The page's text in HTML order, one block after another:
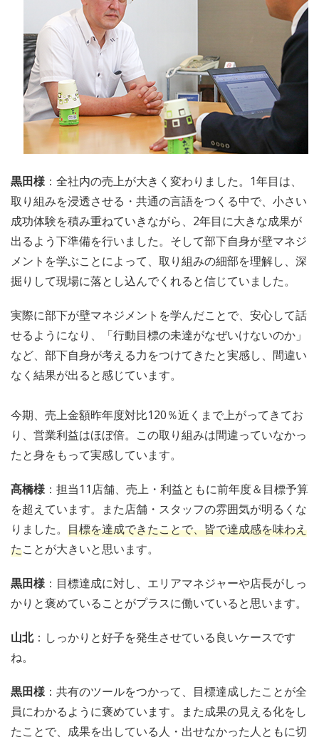
黒田様：全社内の売上が大きく変わりました。1年目は、
取り組みを浸透させる・共通の言語をつくる中で、小さい
成功体験を積み重ねていきながら、2年目に大きな成果が
出るよう下準備を行いました。そして部下自身が壁マネジ
メントを学ぶことによって、取り組みの細部を理解し、深
掘りして現場に落とし込んでくれると信じていました。
実際に部下が壁マネジメントを学んだことで、安心して話
せるようになり、「行動目標の未達がなぜいけないのか」
など、部下自身が考える力をつけてきたと実感し、間違い
なく結果が出ると感じています。
今期、売上金額昨年度対比120％近くまで上がってきてお
り、営業利益はほぼ倍。この取り組みは間違っていなかっ
たと身をもって実感しています。
髙橋様：担当11店舗、売上・利益ともに前年度＆目標予算
を超えています。また店舗・スタッフの雰囲気が明るくな
りました。 目標を達成できたことで、皆で達成感を味わえ
たことが大きいと思います。
黒田様：目標達成に対し、エリアマネジャーや店長がしっ
かりと褒めていることがプラスに働いていると思います。
山北：しっかりと好子を発生させている良いケースです
ね。
黒田様：共有のツールをつかって、目標達成したことが全
員にわかるように褒めています。また成果の見える化をし
たことで、成果を出している人・出せなかった人ともに切